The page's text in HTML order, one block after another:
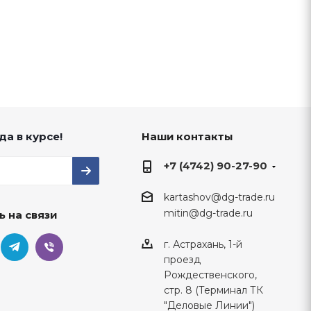
в курсе!
на связи
Наши контакты
+7 (4742) 90-27-90
kartashov@dg-trade.ru
mitin@dg-trade.ru
г. Астрахань, 1-й
проезд
Рождественского,
стр. 8 (Терминал ТК
"Деловые Линии")